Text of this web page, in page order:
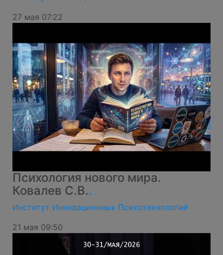
27 мая 07:22
Психология нового мира.
Ковалев С.В..
Институт Инновационных Психотехнологий
21 мая 09:50